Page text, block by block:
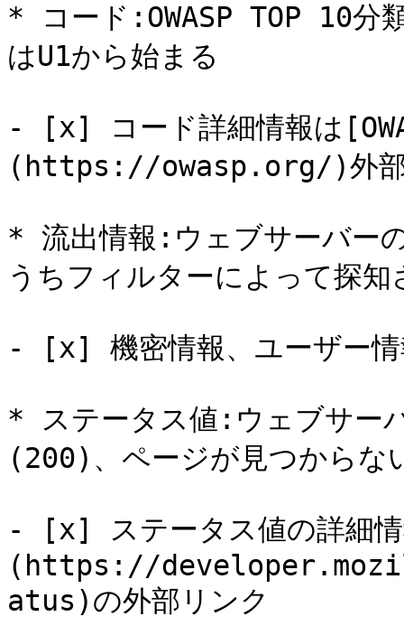
* コード:OWASP TOP 10分
はU1から始まる
- [x] コード詳細情報は
(https://owasp.org/)外部
* 流出情報:ウェブサーバー
うちフィルターによって探知
- [x] 機密情報、ユーザー情
* ステータス値:ウェブサー
(200)、ページが見つから
- [x] ステータス値の詳細
(https://
atus)の外部リンク